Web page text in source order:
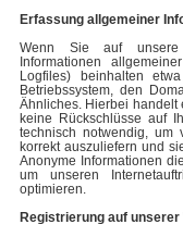
Erfassung allgemeiner
Wenn Sie auf unsere
Informationen
Logfiles) beinhalten
Betriebssystem, den
Ähnliches. Hierbei handelt
keine Rückschlüsse auf
technisch notwendig, um
korrekt auszuliefern und
Anonyme Informationen
um unseren
optimieren.
Registrierung auf unserer